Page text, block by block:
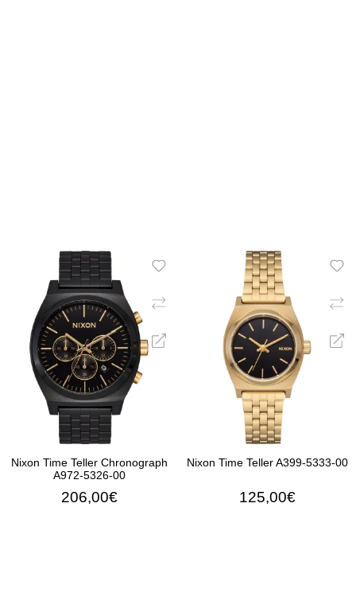
Nixon Time Teller Chronograph
A972-5326-00
206,00€
Nixon Time Teller A399-5333-00
125,00€